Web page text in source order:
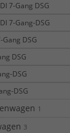
7-Gang DSG
7-Gang-DSG
Gang DSG
DSG
DSG
DSG
1
3